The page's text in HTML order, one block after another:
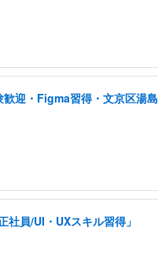
迎・Figma習得・文京区湯島
員/UI・UXスキル習得」